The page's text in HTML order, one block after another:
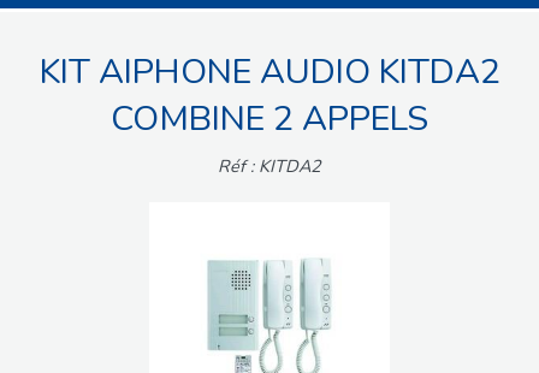
MOTORISATIONS
ACCESSOIRES ET ELECTRONIQUES
INTERPHONES VISIOPHONES
KIT AIPHONE AUDIO KITDA2
COMBINE 2 APPELS
Réf : KITDA2